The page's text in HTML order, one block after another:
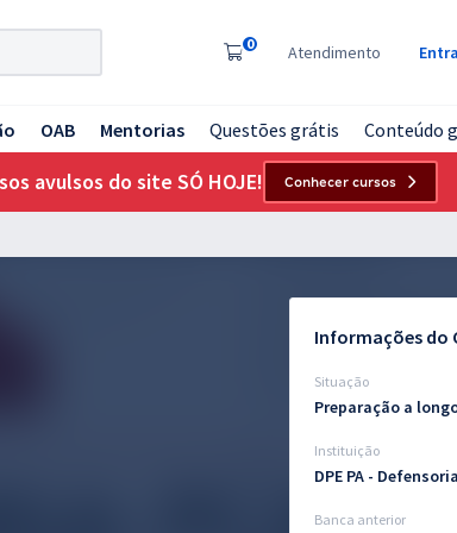
0 Atendimento
OAB Mentorias Questões grátis Conteúdo
avulsos do site SÓ HOJE! Conhecer cursos
Informações do
Situação
Preparação a
Instituição
DPE PA -
Banca anterior